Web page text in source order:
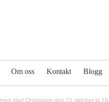
Om oss Kontakt Blogg
start Onsdagen den 21 oktober